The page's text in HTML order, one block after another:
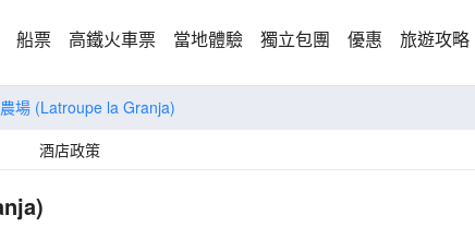
船票 高鐵火車票 當地體驗 獨立包團 優惠 旅遊攻略
場 (Latroupe la Granja)
酒店政策